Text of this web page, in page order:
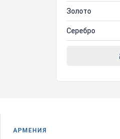
Золото
Серебро
АРМЕНИЯ